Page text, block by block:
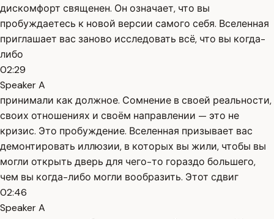
дискомфорт священен. Он означает, что вы
пробуждаетесь к новой версии самого себя. Вселенная
приглашает вас заново исследовать всё, что вы когда-
либо
02:29
Speaker A
принимали как должное. Сомнение в своей реальности,
своих отношениях и своём направлении — это не
кризис. Это пробуждение. Вселенная призывает вас
демонтировать иллюзии, в которых вы жили, чтобы вы
могли открыть дверь для чего-то гораздо большего,
чем вы когда-либо могли вообразить. Этот сдвиг
02:46
Speaker A